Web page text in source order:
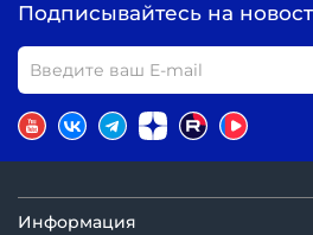
Подписывайтесь на
Информация